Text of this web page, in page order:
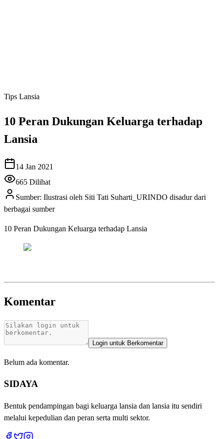
Tips Lansia
10 Peran Dukungan Keluarga terhadap
Lansia
14 Jan 2021
665 Dilihat
Sumber: Ilustrasi oleh Siti Tati Suharti_URINDO disadur dari
berbagai sumber
10 Peran Dukungan Keluarga terhadap Lansia
Komentar
Login untuk Berkomentar
Belum ada komentar.
SIDAYA
Bentuk pendampingan bagi keluarga lansia dan lansia itu sendiri
melalui kepedulian dan peran serta multi sektor.